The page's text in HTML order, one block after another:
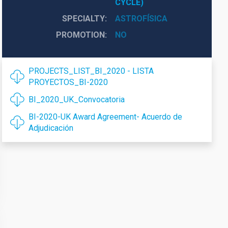
CYCLE)
SPECIALTY
ASTROFÍSICA
PROMOTION
NO
PROJECTS_LIST_BI_2020 - LISTA
PROYECTOS_BI-2020
BI_2020_UK_Convocatoria
BI-2020-UK Award Agreement- Acuerdo de
Adjudicación